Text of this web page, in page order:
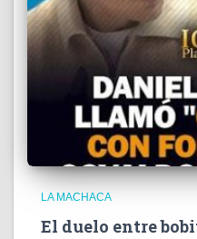
LA MACHACA
El duelo entre